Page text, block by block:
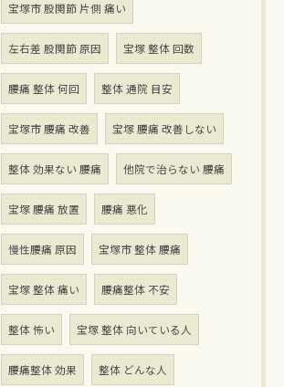
宝塚市 股関節 片側 痛い
左右差 股関節 原因 宝塚 整体 回数
腰痛 整体 何回 整体 通院 目安
宝塚市 腰痛 改善 宝塚 腰痛 改善しない
整体 効果ない 腰痛 他院で治らない 腰痛
宝塚 腰痛 放置 腰痛 悪化
慢性腰痛 原因 宝塚市 整体 腰痛
宝塚 整体 痛い 腰痛整体 不安
整体 怖い 宝塚 整体 向いている人
腰痛整体 効果 整体 どんな人